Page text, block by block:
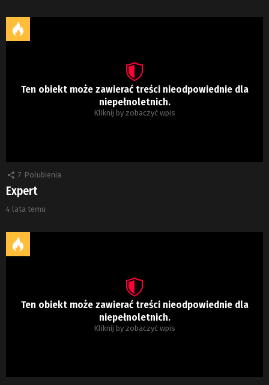
Ten obiekt może zawierać treści nieodpowiednie dla
niepełnoletnich.
Kliknij by zobaczyć wpis
7 Polubienia
Expert
4 lata temu
Ten obiekt może zawierać treści nieodpowiednie dla
niepełnoletnich.
Kliknij by zobaczyć wpis